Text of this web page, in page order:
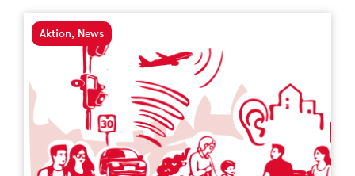
Aktion, News